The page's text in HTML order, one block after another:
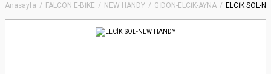
Anasayfa FALCON E-BİKE NEW HANDY GİDON-ELCİK-AYNA ELCİK SOL-